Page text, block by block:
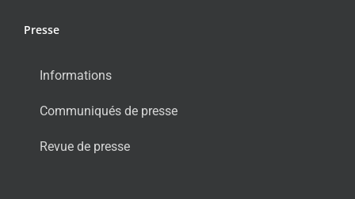
Presse
Informations
Communiqués de presse
Revue de presse